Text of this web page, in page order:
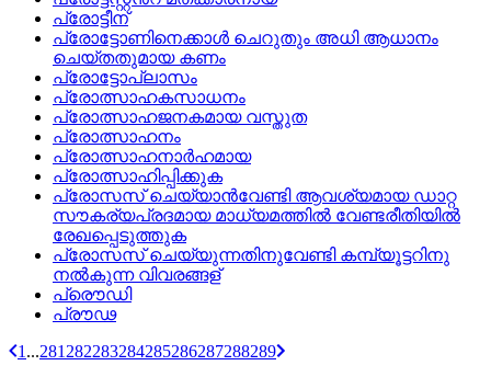
പ്രോട്ടീന്
പ്രോട്ടോണിനെക്കാള്‍ ചെറുതും അധി ആധാനം
ചെയ്തതുമായ കണം
പ്രോട്ടോപ്ലാസം
പ്രോത്സാഹകസാധനം
പ്രോത്സാഹജനകമായ വസ്തുത
പ്രോത്സാഹനം
പ്രോത്സാഹനാര്‍ഹമായ
പ്രോത്സാഹിപ്പിക്കുക
പ്രോസസ് ചെയ്യാന്‍വേണ്ടി ആവശ്യമായ ഡാറ്റ
സൗകര്യപ്രദമായ മാധ്യമത്തില്‍ വേണ്ടരീതിയില്‍
രേഖപ്പെടുത്തുക
പ്രോസസ് ചെയ്യുന്നതിനുവേണ്ടി കമ്പ്യൂട്ടറിനു
നല്‍കുന്ന വിവരങ്ങള്
പ്രൌഡി
പ്രൗഢ
1 ...281 282283284285286287288289